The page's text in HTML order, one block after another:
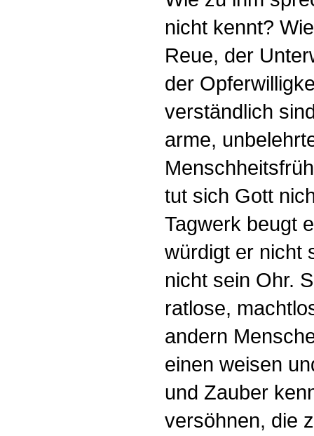
nicht kennt?
Reue, der
der
verständlich
arme,
tut sich Gott
Tagwerk beugt
würdigt er nicht
nicht sein Ohr.
ratlose,
andern
einen weisen
und Zauber
versöhnen, die